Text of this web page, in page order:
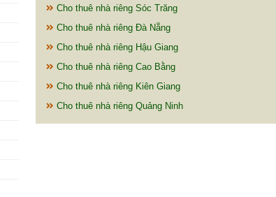
Cho thuê nhà riêng Sóc Trăng
Cho thuê nhà riêng Đà Nẵng
Cho thuê nhà riêng Hậu Giang
Cho thuê nhà riêng Cao Bằng
Cho thuê nhà riêng Kiên Giang
Cho thuê nhà riêng Quảng Ninh